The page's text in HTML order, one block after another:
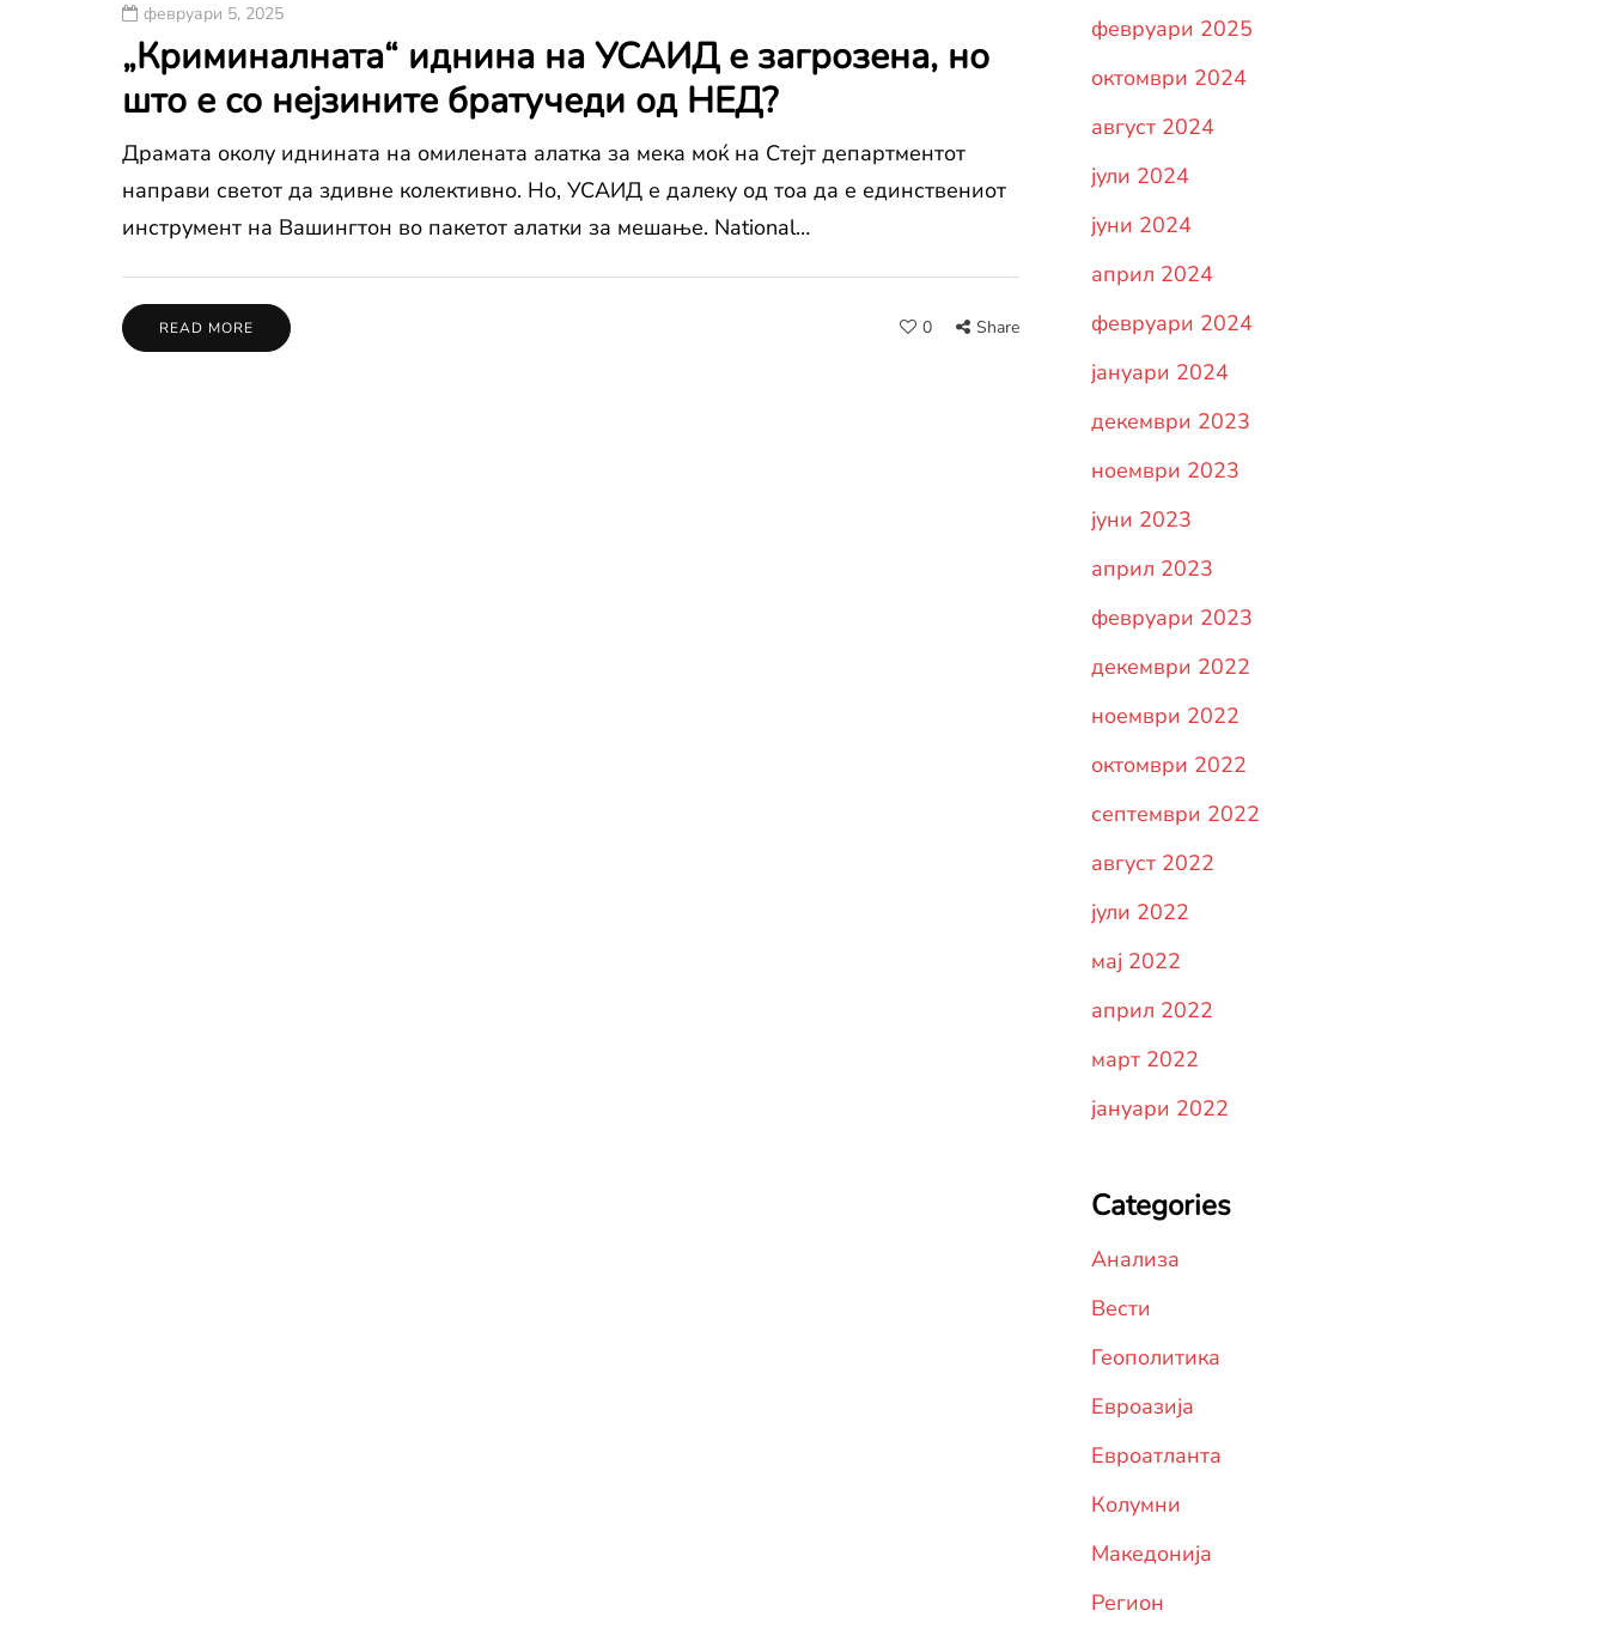
февруари 5, 2025
„Криминалната“ иднина на УСАИД е загрозена, но
што е со нејзините братучеди од НЕД?
Драмата околу иднината на омилената алатка за мека моќ на Стејт департментот
направи светот да здивне колективно. Но, УСАИД е далеку од тоа да е единствениот
инструмент на Вашингтон во пакетот алатки за мешање. National…
READ MORE 0 Share
февруари 2025
октомври 2024
август 2024
јули 2024
јуни 2024
април 2024
февруари 2024
јануари 2024
декември 2023
ноември 2023
јуни 2023
април 2023
февруари 2023
декември 2022
ноември 2022
октомври 2022
септември 2022
август 2022
јули 2022
мај 2022
април 2022
март 2022
јануари 2022
Categories
Анализа
Вести
Геополитика
Евроазија
Евроатланта
Колумни
Македонија
Регион